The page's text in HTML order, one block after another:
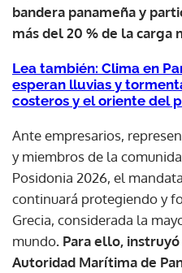
bandera panameña y
más del 20 % de la carga
Lea también: Clima en
esperan lluvias y
costeros y el oriente del
Ante empresarios,
y miembros de la
Posidonia 2026, el
continuará protegiendo y
Grecia, considerada la
mundo. Para ello,
Autoridad Marítima de